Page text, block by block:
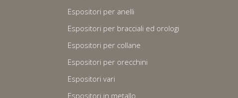
Espositori per anelli
Espositori per bracciali ed orologi
Espositori per collane
Espositori per orecchini
Espositori vari
Espositori in metallo